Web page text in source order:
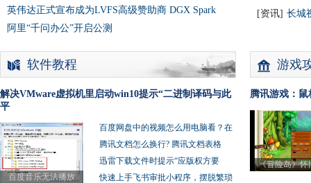
英伟达正式宣布成为LVFS高级赞助商 DGX Spark
阿里“千问办公”开启公测
力的
[资讯] 长城
软件教程
解决VMware虚拟机里启动win10提示“二进制译码与此
平
百度音乐无法播放
百度网盘中的视频怎么用电脑看？在
腾讯文档怎么换行? 腾讯文档表格
迅雷下载文件时提示“应版权方要
快速上手飞书审批小程序，摆脱繁琐
游戏
腾讯游戏：
《冒险岛》怀